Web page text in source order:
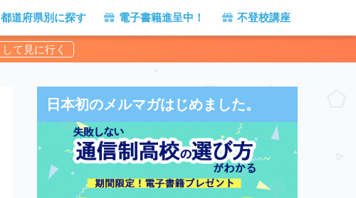
都道府県別に探す 電子書籍進呈中！ 不登校講座
日本初のメルマガはじめました。